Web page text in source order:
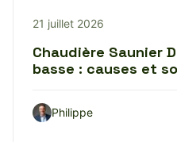
21 juillet 2026
Chaudière Saunier
basse : causes et
Philippe